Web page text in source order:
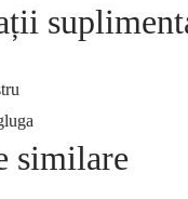
similare